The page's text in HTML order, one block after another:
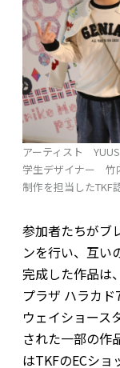
アーティスト
学生デザイナー 竹
制作を担当した
参加者たちがブ
ンを行い、互い
完成した作品は
プラザ ハラカ
ウェイショース
された一部の作
はTKFのECショ